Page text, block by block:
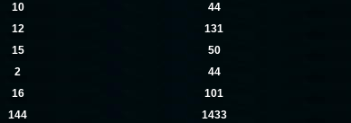
10
44
12
131
15
50
2
44
16
101
144
1433